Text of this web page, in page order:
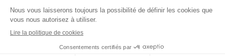
©2026 CK Group
Tous droits réservés|Mentions légales
Politique de cookies|Gestion des cookies